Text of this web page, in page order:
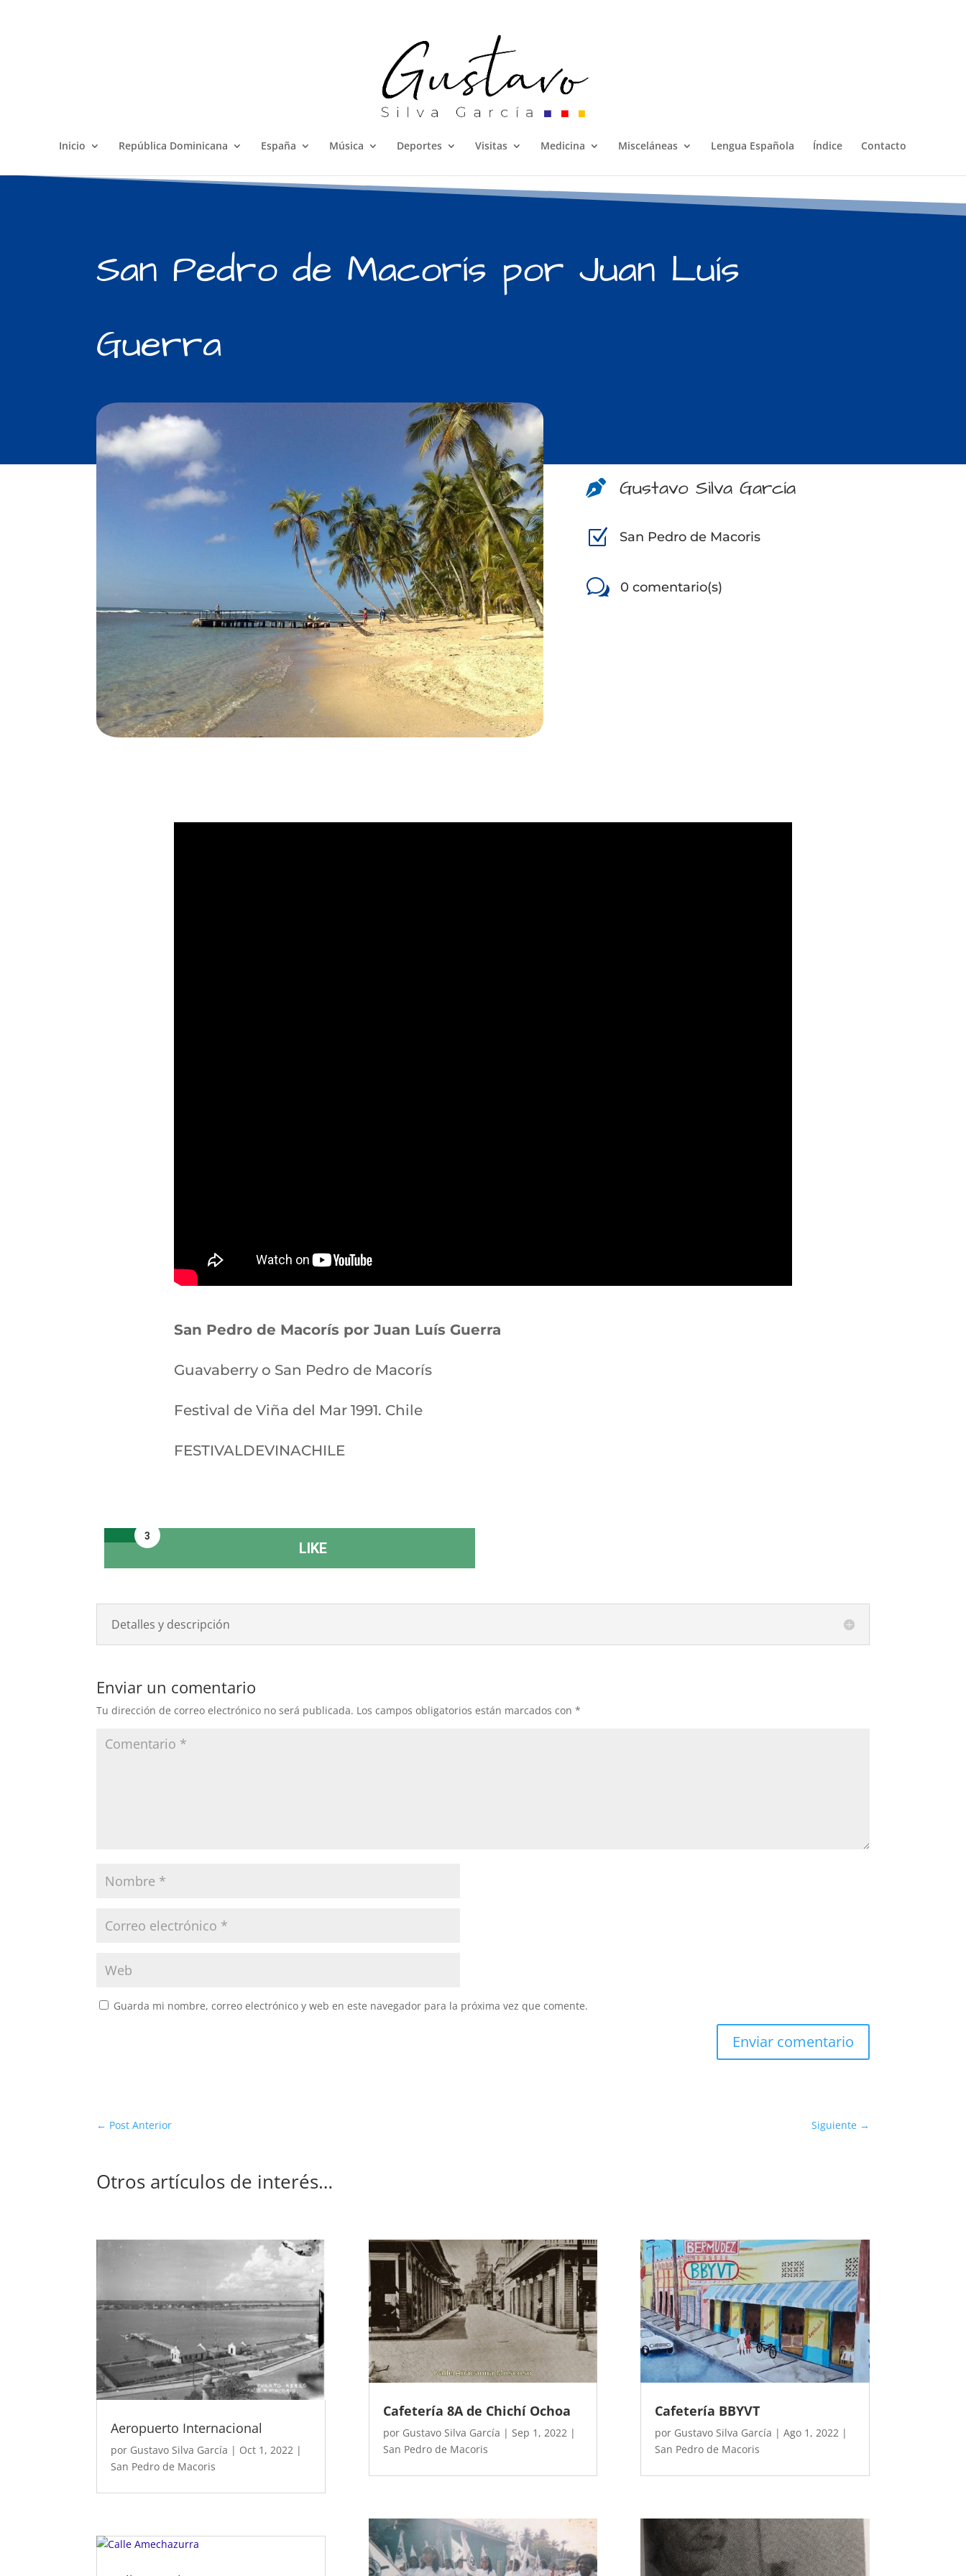
Inicio República Dominicana España Música Deportes Visitas Medicina Misceláneas Lengua Española Índice Contacto
San Pedro de Macorís por Juan Luís
Guerra
 Gustavo Silva García
Z San Pedro de Macoris
w 0 comentario(s)
San Pedro de Macorís por Juan Luís Guerra
Guavaberry o San Pedro de Macorís
Festival de Viña del Mar 1991. Chile
FESTIVALDEVINACHILE
3
LIKE
Detalles y descripción
Enviar un comentario
Tu dirección de correo electrónico no será publicada. Los campos obligatorios están marcados con*
Guarda mi nombre, correo electrónico y web en este navegador para la próxima vez que comente.
Enviar comentario
← Post Anterior Siguiente→
Otros artículos de interés…
Aeropuerto Internacional
por Gustavo Silva García | Oct 1, 2022 |
San Pedro de Macoris
Cafetería 8A de Chichí Ochoa
por Gustavo Silva García | Sep 1, 2022|
San Pedro de Macoris
Cafetería BBYVT
por Gustavo Silva García | Ago 1, 2022|
San Pedro de Macoris